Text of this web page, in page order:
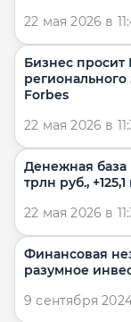
22 мая 2026 в
Бизнес просит
Forbes
22 мая 2026 в
Денежная база
22 мая 2026 в
Финансовая
разумное
9 сентября